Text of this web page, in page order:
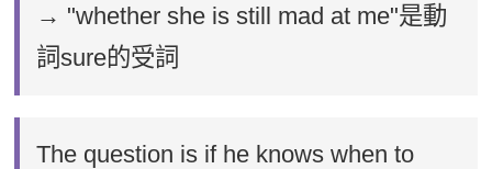
→ "whether she is still mad at me"是動
詞sure的受詞
The question is if he knows when to